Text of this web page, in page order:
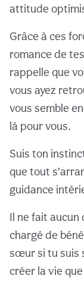
attitude
Grâce à ces
romance de
rappelle que
vous ayez
vous semble
là pour vous.
Suis ton
que tout
guidance
Il ne fait aucun
chargé de
sœur si tu suis
créer la vie